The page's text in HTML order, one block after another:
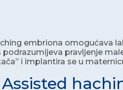
embriona omogućava
podrazumijeva pravljenje
i implantira se u